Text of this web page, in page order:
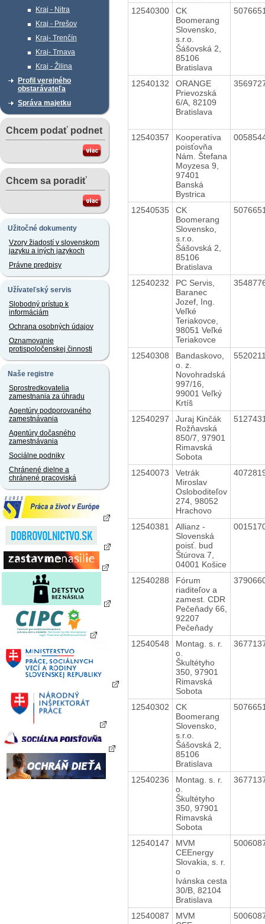
Kraj - Nitra
Kraj - Prešov
Kraj- Trenčín
Kraj- Trnava
Kraj - Žilina
Profil verejného
obstarávateľa
Správa majetku
Chcem podať podnet
Chcem sa poradiť
Užitočné dokumenty
Vzory žiadostí v slovenskom
jazyku a iných jazykoch
Právne predpisy
Užívateľský servis
Slobodný prístup k
informáciám
Ochrana osobných údajov
Oznamovanie
protispoločenskej činnosti
Naše registre
Sprostredkovatelia
zamestnania za úhradu
Agentúry podporovaného
zamestnávania
Agentúry dočasného
zamestnávania
Sociálne podniky
Chránené dielne a
chránené pracoviská
12540300
CK
Boomerang
Slovensko,
s.r.o.
Šášovská 2,
85106
Bratislava
12540132
ORANGE
Prievozská
6/A, 82109
Bratislava
12540357
Kooperatíva
poisťovňa
Nám. Štefana
Moyzesa 9,
97401
Banská
Bystrica
12540535
CK
Boomerang
Slovensko,
s.r.o.
Šášovská 2,
85106
Bratislava
12540232
PC Servis,
Baranec
Jozef, Ing.
Veľké
Teriakovce,
98051 Veľké
Teriakovce
12540308
Bandaskovo,
o. z.
Novohradská
997/16,
99001 Veľký
Krtíš
12540297
Juraj Kinčák
Rožňavská
850/7, 97901
Rimavská
Sobota
12540073
Vetrák
Miroslav
Osloboditeľov
274, 98052
Hrachovo
12540381
Allianz -
Slovenská
poisť. bud
Štúrova 7,
04001 Košice
12540288
Fórum
riaditeľov a
zamest. CDR
Pečeňady 66,
92207
Pečeňady
12540548
Montag. s. r.
o.
Škultétyho
350, 97901
Rimavská
Sobota
12540302
CK
Boomerang
Slovensko,
s.r.o.
Šášovská 2,
85106
Bratislava
12540236
Montag. s. r.
o.
Škultétyho
350, 97901
Rimavská
Sobota
12540147
MVM
CEEnergy
Slovakia, s. r.
o
Ivánska cesta
30/B, 82104
Bratislava
12540087
MVM